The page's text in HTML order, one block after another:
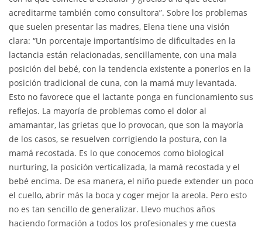
acreditarme también como consultora”. Sobre los problemas
que suelen presentar las madres, Elena tiene una visión
clara: “Un porcentaje importantísimo de dificultades en la
lactancia están relacionadas, sencillamente, con una mala
posición del bebé, con la tendencia existente a ponerlos en la
posición tradicional de cuna, con la mamá muy levantada.
Esto no favorece que el lactante ponga en funcionamiento sus
reflejos. La mayoría de problemas como el dolor al
amamantar, las grietas que lo provocan, que son la mayoría
de los casos, se resuelven corrigiendo la postura, con la
mamá recostada. Es lo que conocemos como biological
nurturing, la posición verticalizada, la mamá recostada y el
bebé encima. De esa manera, el niño puede extender un poco
el cuello, abrir más la boca y coger mejor la areola. Pero esto
no es tan sencillo de generalizar. Llevo muchos años
haciendo formación a todos los profesionales y me cuesta